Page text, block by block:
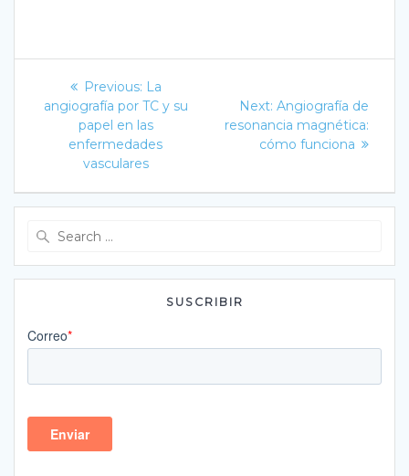
Navegación
de
entradas
Previous: Previous
post:
La
angiografía por TC y su
papel en las
enfermedades
vasculares
Next: Next
post:
Angiografía de
resonancia magnética:
cómo funciona
SUSCRIBIR